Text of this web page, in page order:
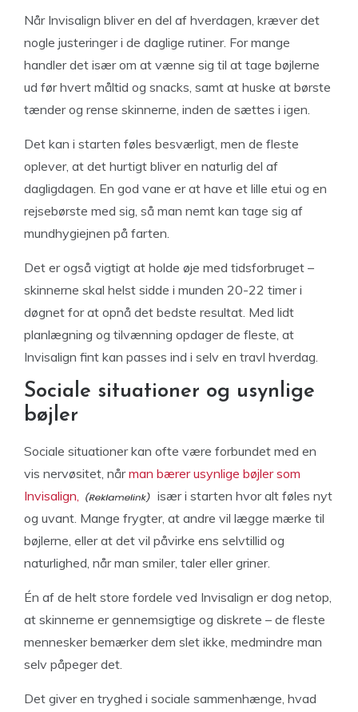
Når Invisalign bliver en del af hverdagen, kræver det
nogle justeringer i de daglige rutiner. For mange
handler det især om at vænne sig til at tage bøjlerne
ud før hvert måltid og snacks, samt at huske at børste
tænder og rense skinnerne, inden de sættes i igen.
Det kan i starten føles besværligt, men de fleste
oplever, at det hurtigt bliver en naturlig del af
dagligdagen. En god vane er at have et lille etui og en
rejsebørste med sig, så man nemt kan tage sig af
mundhygiejnen på farten.
Det er også vigtigt at holde øje med tidsforbruget –
skinnerne skal helst sidde i munden 20-22 timer i
døgnet for at opnå det bedste resultat. Med lidt
planlægning og tilvænning opdager de fleste, at
Invisalign fint kan passes ind i selv en travl hverdag.
Sociale situationer og usynlige
bøjler
Sociale situationer kan ofte være forbundet med en
vis nervøsitet, nårman bærer usynlige bøjler som
Invisalign,
især i starten hvor alt føles nyt
og uvant. Mange frygter, at andre vil lægge mærke til
bøjlerne, eller at det vil påvirke ens selvtillid og
naturlighed, når man smiler, taler eller griner.
Én af de helt store fordele ved Invisalign er dog netop,
at skinnerne er gennemsigtige og diskrete – de fleste
mennesker bemærker dem slet ikke, medmindre man
selv påpeger det.
Det giver en tryghed i sociale sammenhænge, hvad